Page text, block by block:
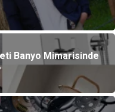
Banyo Mimarisinde